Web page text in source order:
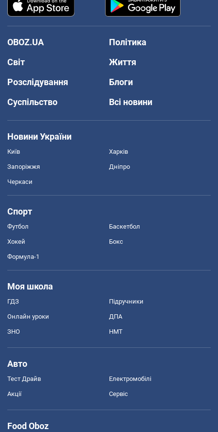
OBOZ.UA
Політика
Світ
Життя
Розслідування
Блоги
Суспільство
Всі новини
Новини України
Київ Харків
Запоріжжя Дніпро
Черкаси
Спорт
Футбол Баскетбол
Хокей Бокс
Формула-1
Моя школа
ГДЗ Підручники
Онлайн уроки ДПА
ЗНО НМТ
Авто
Тест Драйв Електромобілі
Акції Сервіс
Food Oboz